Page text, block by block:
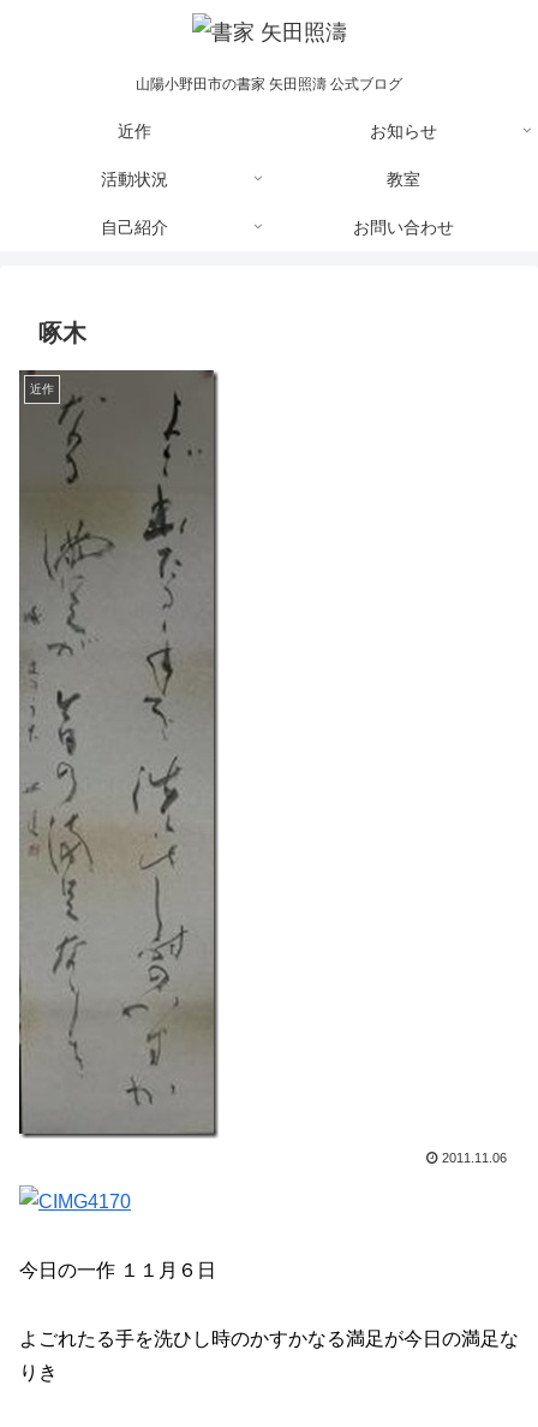
山陽小野田市の書家 矢田照濤 公式ブログ
近作 お知らせ
活動状況 教室
自己紹介 お問い合わせ
啄木
近作
2011.11.06
今日の一作 １１月６日
よごれたる手を洗ひし時のかすかなる満足が今日の満足な
りき